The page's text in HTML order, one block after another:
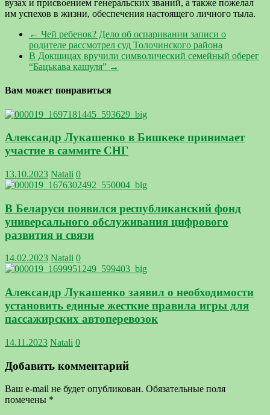
вузах и присвоением генеральских званий, а также пожелал
им успехов в жизни, обеспечения настоящего личного тыла.
← Чей ребенок? Дело об оспаривании записи о
родителе рассмотрел суд Толочинского района
В Докшицах вручили символический семейный оберег
“Бацькава кашуля” →
Вам может понравиться
Александр Лукашенко в Бишкеке принимает
участие в саммите СНГ
13.10.2023 Natali 0
В Беларуси появился республиканский фонд
универсального обслуживания цифрового
развития и связи
14.02.2023 Natali 0
Александр Лукашенко заявил о необходимости
установить единые жесткие правила игры для
пассажирских автоперевозок
14.11.2023 Natali 0
Добавить комментарий
Ваш e-mail не будет опубликован. Обязательные поля
помечены *